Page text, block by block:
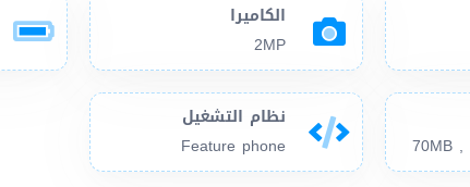
الكاميرا
2MP
70MB ,
نظام التشغيل
Feature phone